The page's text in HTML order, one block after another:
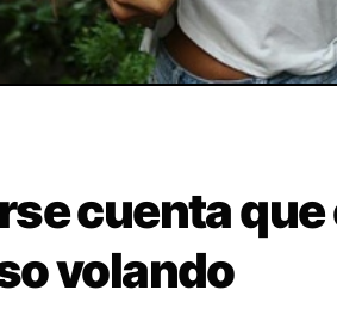
cuenta
volando